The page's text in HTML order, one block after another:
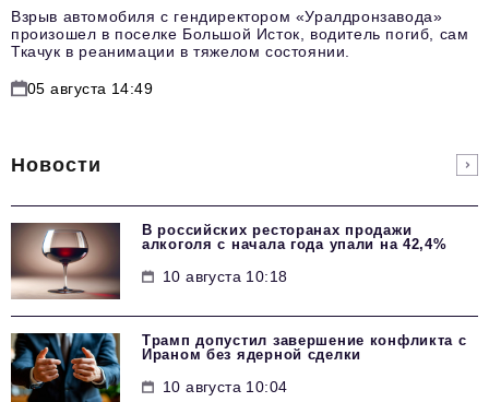
Взрыв автомобиля с гендиректором «Уралдронзавода»
произошел в поселке Большой Исток, водитель погиб, сам
Ткачук в реанимации в тяжелом состоянии.
05 августа 14:49
Новости
В российских ресторанах продажи
алкоголя с начала года упали на 42,4%
10 августа 10:18
Трамп допустил завершение конфликта с
Ираном без ядерной сделки
10 августа 10:04